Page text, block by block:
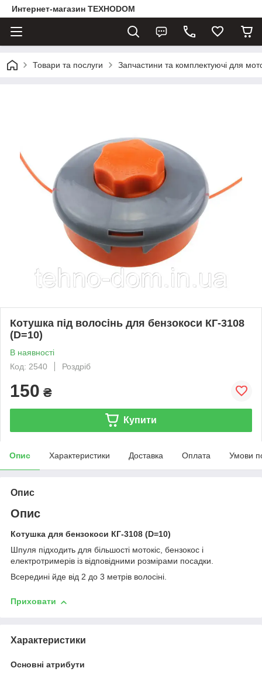
Интернет-магазин ТЕХНОDOM
Товари та послуги Запчастини та комплектуючі для
Котушка під волосінь для бензокоси КГ-3108
(D=10)
В наявності
Код: 2540
Роздріб
150 ₴
Купити
Опис Характеристики Доставка Оплата Умови
Опис
Опис
Котушка для бензокоси КГ-3108 (D=10)
Шпуля підходить для більшості мотокіс, бензокос і
електротримерів із відповідними розмірами посадки.
Всередині йде від 2 до 3 метрів волосіні.
Приховати
Характеристики
Основні атрибути